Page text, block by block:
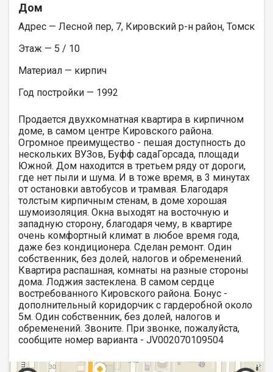
Дом
Адрес — Лесной пер, 7, Кировский р-н район, Томск
Этаж — 5 / 10
Материал — кирпич
Год постройки — 1992
Продается двухкомнатная квартира в кирпичном
доме, в самом центре Кировского района.
Огромное преимущество - пешая доступность до
нескольких ВУЗов, Буфф садаГорсада, площади
Южной. Дом находится в третьем ряду от дороги,
где нет пыли и шума. И в тоже время, в 3 минутах
от остановки автобусов и трамвая. Благодаря
толстым кирпичным стенам, в доме хорошая
шумоизоляция. Окна выходят на восточную и
западную сторону, благодаря чему, в квартире
очень комфортный климат в любое время года,
даже без кондиционера. Сделан ремонт. Один
собственник, без долей, налогов и обременений.
Квартира распашная, комнаты на разные стороны
дома. Лоджия застеклена. В самом сердце
востребованного Кировского района. Бонус -
дополнительный коридорчик с гардеробной около
5м. Один собственник, без долей, налогов и
обременений. Звоните. При звонке, пожалуйста,
сообщите номер варианта - JV002070109504